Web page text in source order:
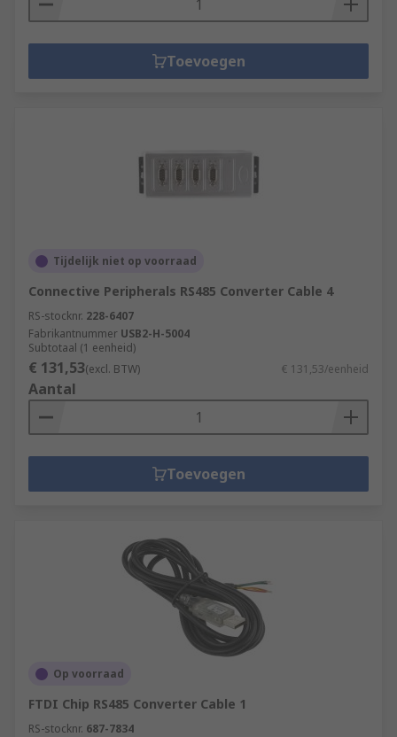
Toevoegen
Tijdelijk niet op voorraad
Connective Peripherals RS485 Converter Cable 4
RS-stocknr. 228-6407
Fabrikantnummer USB2-H-5004
Subtotaal (1 eenheid)
€ 131,53(excl. BTW) € 131,53/eenheid
Aantal
Toevoegen
Op voorraad
FTDI Chip RS485 Converter Cable 1
RS-stocknr. 687-7834